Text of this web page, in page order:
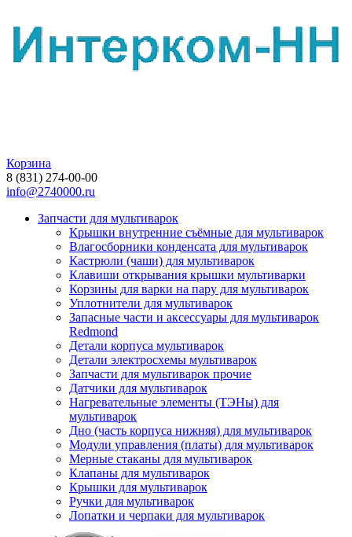
Корзина
8 (831) 274-00-00
info@2740000.ru
Запчасти для мультиварок
Крышки внутренние съёмные для мультиварок
Влагосборники конденсата для мультиварок
Кастрюли (чаши) для мультиварок
Клавиши открывания крышки мультиварки
Корзины для варки на пару для мультиварок
Уплотнители для мультиварок
Запасные части и аксессуары для мультиварок
Redmond
Детали корпуса мультиварок
Детали электросхемы мультиварок
Запчасти для мультиварок прочие
Датчики для мультиварок
Нагревательные элементы (ТЭНы) для
мультиварок
Дно (часть корпуса нижняя) для мультиварок
Модули управления (платы) для мультиварок
Мерные стаканы для мультиварок
Клапаны для мультиварок
Крышки для мультиварок
Ручки для мультиварок
Лопатки и черпаки для мультиварок